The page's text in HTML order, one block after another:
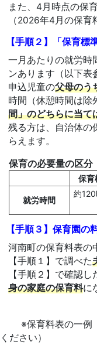
また、4月時点の保
（2026年4月の保育
【手順２】「保育
一月あたりの就労時
ンあります（以下表
申込児童の父母のう
時間（休憩時間は除
間」のどちらに当て
残る方は、自治体の
らえます。
保育の必要量の区分
保育
就労時間
約
【手順３】保育園の
河南町の保育料表の
【手順１】で調べた
【手順２】で確認し
身の家庭の保育料に
※保育料表の一例（
ください）